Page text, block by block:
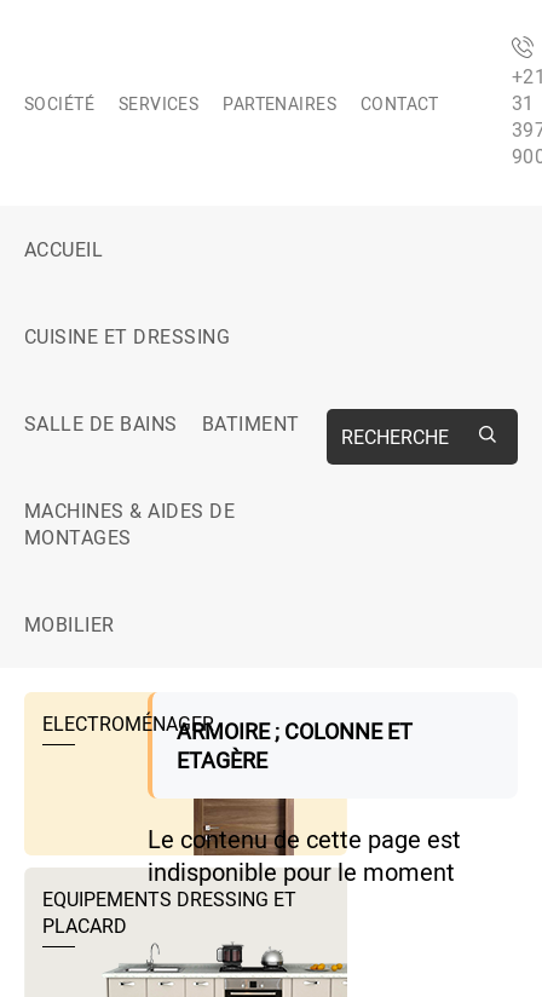
SOCIÉTÉ SERVICES PARTENAIRES CONTACT
31
ACCUEIL
CUISINE ET DRESSING
SALLE DE BAINS BATIMENT
MACHINES & AIDES DE
MONTAGES
MOBILIER
RECHERCHE
ELECTROMÉNAGER
EQUIPEMENTS DRESSING ET
PLACARD
ARMOIRE ; COLONNE ET
ETAGÈRE
Le contenu de cette page est
indisponible pour le moment